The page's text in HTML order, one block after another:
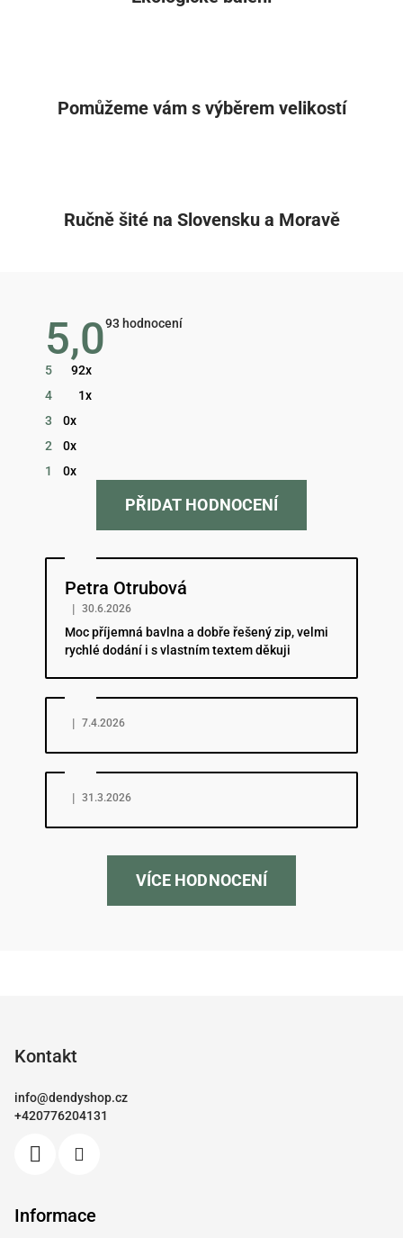
Pomůžeme vám s výběrem velikostí
Ručně šité na Slovensku a Moravě
5,0Průměrné
93 hodnocení
5
92x
4
1x
3
0x
2
0x
1
0x
PŘIDAT HODNOCENÍ
Petra Otrubová
Hodnocení obchodu je 5 z 5 hvězdiček.
| 30.6.2026
Moc příjemná bavlna a dobře řešený zip, velmi
rychlé dodání i s vlastním textem děkuji
Hodnocení obchodu je 5 z 5 hvězdiček.
| 7.4.2026
Hodnocení obchodu je 5 z 5 hvězdiček.
| 31.3.2026
VÍCE HODNOCENÍ
Kontakt
info@dendyshop.cz
+420776204131
Informace